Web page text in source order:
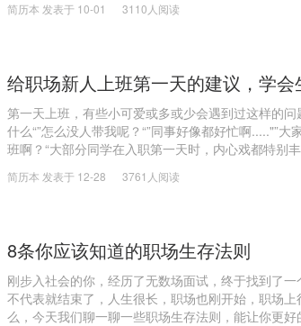
小伙伴提供一些参考。考
简历本 发表于 10-01 3110人阅读
给职场新人上班第一天的建议，学会
第一天上班，有些小可爱或多或少会遇到过这样的
什么“”怎么没人带我呢？“”同事好像都好忙啊....."”
班啊？“大部分同学在入职第一天时，内心戏都特别
简历本 发表于 12-28 3761人阅读
8条你应该知道的职场生存法则
刚步入社会的你，经历了无数场面试，终于找到了
不代表就结束了，人生很长，职场也刚开始，职场
么，今天我们聊一聊一些职场生存法则，能让你更